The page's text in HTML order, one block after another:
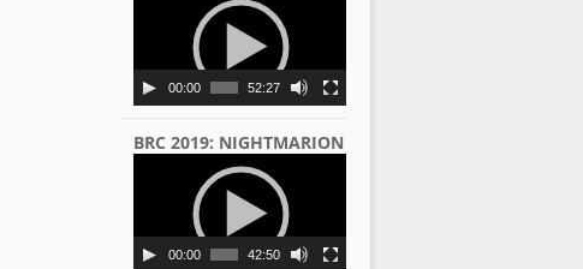
00:00 52:27
BRC 2019: NIGHTMARION
00:00 42:50